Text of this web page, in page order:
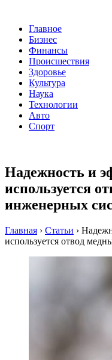
Главное
Бизнес
Финансы
Происшествия
Здоровье
Культура
Наука
Технологии
Авто
Спорт
Надежность и
используется
инженерных
Главная › Статьи ›
используется отвод